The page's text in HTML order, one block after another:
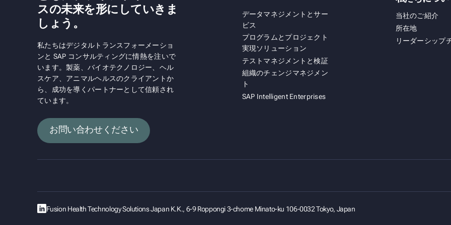
スの未来を形にしていきま
しょう。
私たちはデジタルトランスフォーメーショ
ンと SAP コンサルティングに情熱を注いで
います。製薬、バイオテクノロジー、ヘル
スケア、アニマルヘルスのクライアントか
ら、成功を導くパートナーとして信頼され
ています。
お問い合わせください
データマネジメントとサー
ビス
プログラムとプロジェクト
実現ソリューション
テストマネジメントと検証
組織のチェンジマネジメン
ト
SAP Intelligent Enterprises
当社のご紹介
所在地
リーダーシップ
Fusion Health Technology Solutions Japan K.K., 6-9 Roppongi 3-chome Minato-ku 106-0032 Tokyo, Japan